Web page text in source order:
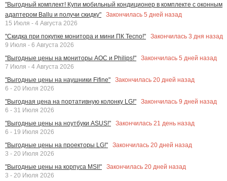
"Выгодный комплект! Купи мобильный кондиционер в комплекте с оконным
адаптером Ballu и получи скидку"
Закончилась 5 дней назад
15 Июля - 4 Августа 2026
"Скидка при покупке монитора и мини ПК Tecno!"
Закончилась 3 дня назад
9 Июля - 6 Августа 2026
"Выгодные цены на мониторы AOC и Philips!"
Закончилась 5 дней назад
7 Июля - 4 Августа 2026
"Выгодные цены на наушники Fifine"
Закончилась 20 дней назад
6 - 20 Июля 2026
"Выгодная цена на портативную колонку LG!"
Закончилась 9 дней назад
6 - 31 Июля 2026
"Выгодные цены на ноутбуки ASUS!"
Закончилась 21 день назад
6 - 19 Июля 2026
"Выгодные цены на проекторы LG!"
Закончилась 20 дней назад
3 - 20 Июля 2026
"Выгодные цены на корпуса MSI!"
Закончилась 20 дней назад
3 - 20 Июля 2026